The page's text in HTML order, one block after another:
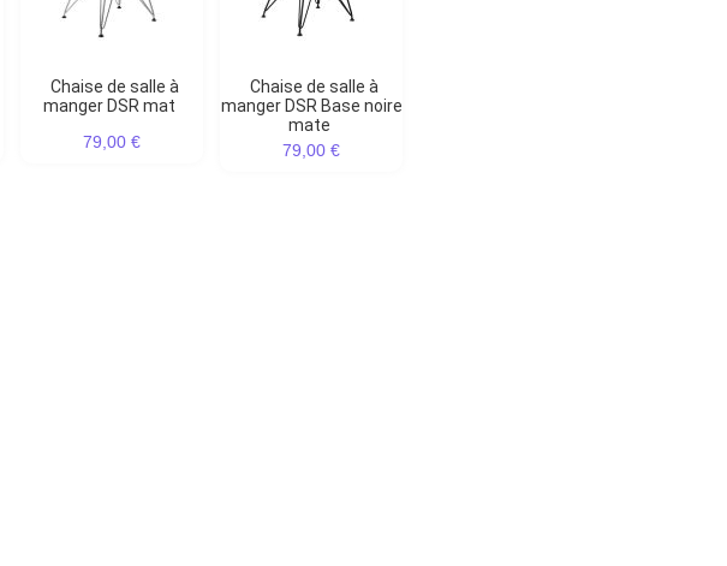
Chaise de salle à
manger DSR mat
79,00 €
Chaise de salle à
manger DSR Base noire
mate
79,00 €